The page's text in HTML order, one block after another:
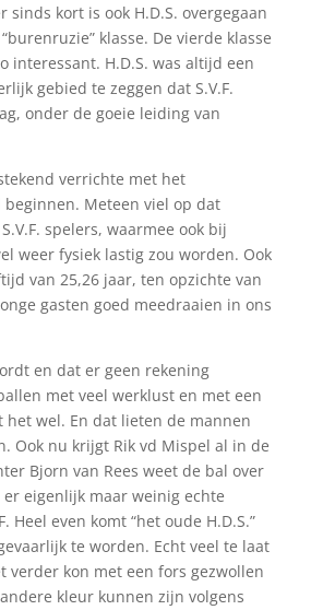
kort is ook H.D.S. overgegaan
klasse. De vierde klasse
interessant. H.D.S. was altijd een
gebied te zeggen dat S.V.F.
onder de goeie leiding van
verrichte met het
beginnen. Meteen viel op dat
spelers, waarmee ook bij
weer fysiek lastig zou worden. Ook
van 25,26 jaar, ten opzichte van
gasten goed meedraaien in ons
en dat er geen rekening
met veel werklust en met een
wel. En dat lieten de mannen
Ook nu krijgt Rik vd Mispel al in de
Bjorn van Rees weet de bal over
eigenlijk maar weinig echte
even komt “het oude H.D.S.”
te worden. Echt veel te laat
kon met een fors gezwollen
kleur kunnen zijn volgens